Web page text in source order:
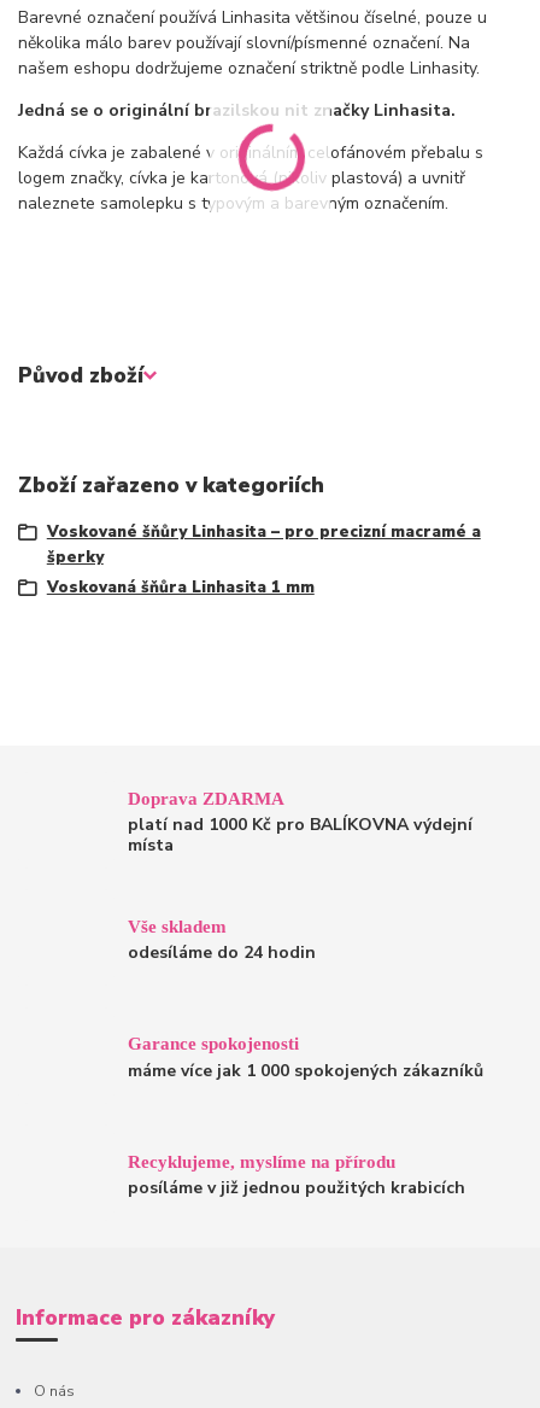
Barevné označení používá Linhasita většinou číselné, pouze u
několika málo barev používají slovní/písmenné označení. Na
našem eshopu dodržujeme označení striktně podle Linhasity.
Jedná se o originální brazilskou nit značky Linhasita.
Každá cívka je zabalené v originálním celofánovém přebalu s
logem značky, cívka je kartonová (nikoliv plastová) a uvnitř
naleznete samolepku s typovým a barevným označením.
Původ zboží
Zboží zařazeno v kategoriích
Voskované šňůry Linhasita – pro precizní macramé a
šperky
Voskovaná šňůra Linhasita 1 mm
Doprava ZDARMA
platí nad 1000 Kč pro BALÍKOVNA výdejní
místa
Vše skladem
odesíláme do 24 hodin
Garance spokojenosti
máme více jak 1 000 spokojených zákazníků
Recyklujeme, myslíme na přírodu
posíláme v již jednou použitých krabicích
Informace pro zákazníky
O nás